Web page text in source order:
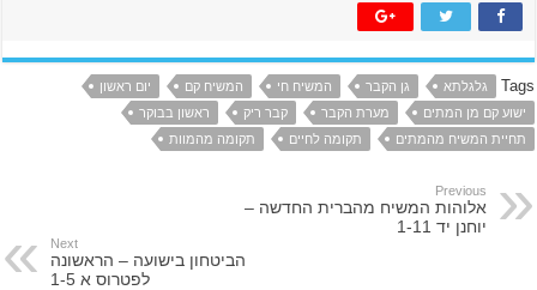
Tags גלגלתא גן הקבר המשיח חי המשיח קם
יום ראשון
ישוע קם מן המתים
מערת הקבר קבר ריק
ראשון בבוקר
תחיית המשיח מהמתים
תקומה לחיים תקומה מהמוות
Previous
אלוהות המשיח מהברית החדשה –
יוחנן יד 1-11
Next
הביטחון בישועה – הראשונה
לפטרוס א 1-5